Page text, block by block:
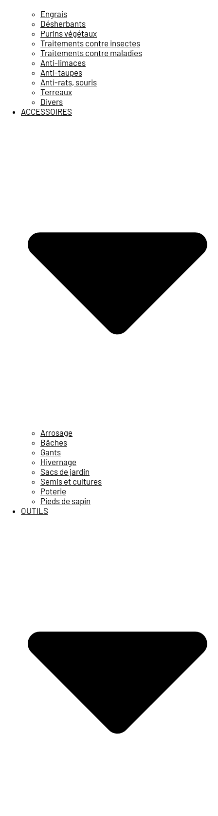
Engrais
Désherbants
Purins végétaux
Traitements contre insectes
Traitements contre maladies
Anti-limaces
Anti-taupes
Anti-rats, souris
Terreaux
Divers
ACCESSOIRES
Arrosage
Bâches
Gants
Hivernage
Sacs de jardin
Semis et cultures
Poterie
Pieds de sapin
OUTILS